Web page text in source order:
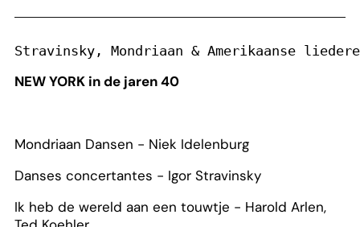
Stravinsky, Mondriaan & Amerikaanse
NEW YORK in de jaren 40
Mondriaan Dansen - Niek Idelenburg
Danses concertantes - Igor Stravinsky
Ik heb de wereld aan een touwtje - Harold Arlen,